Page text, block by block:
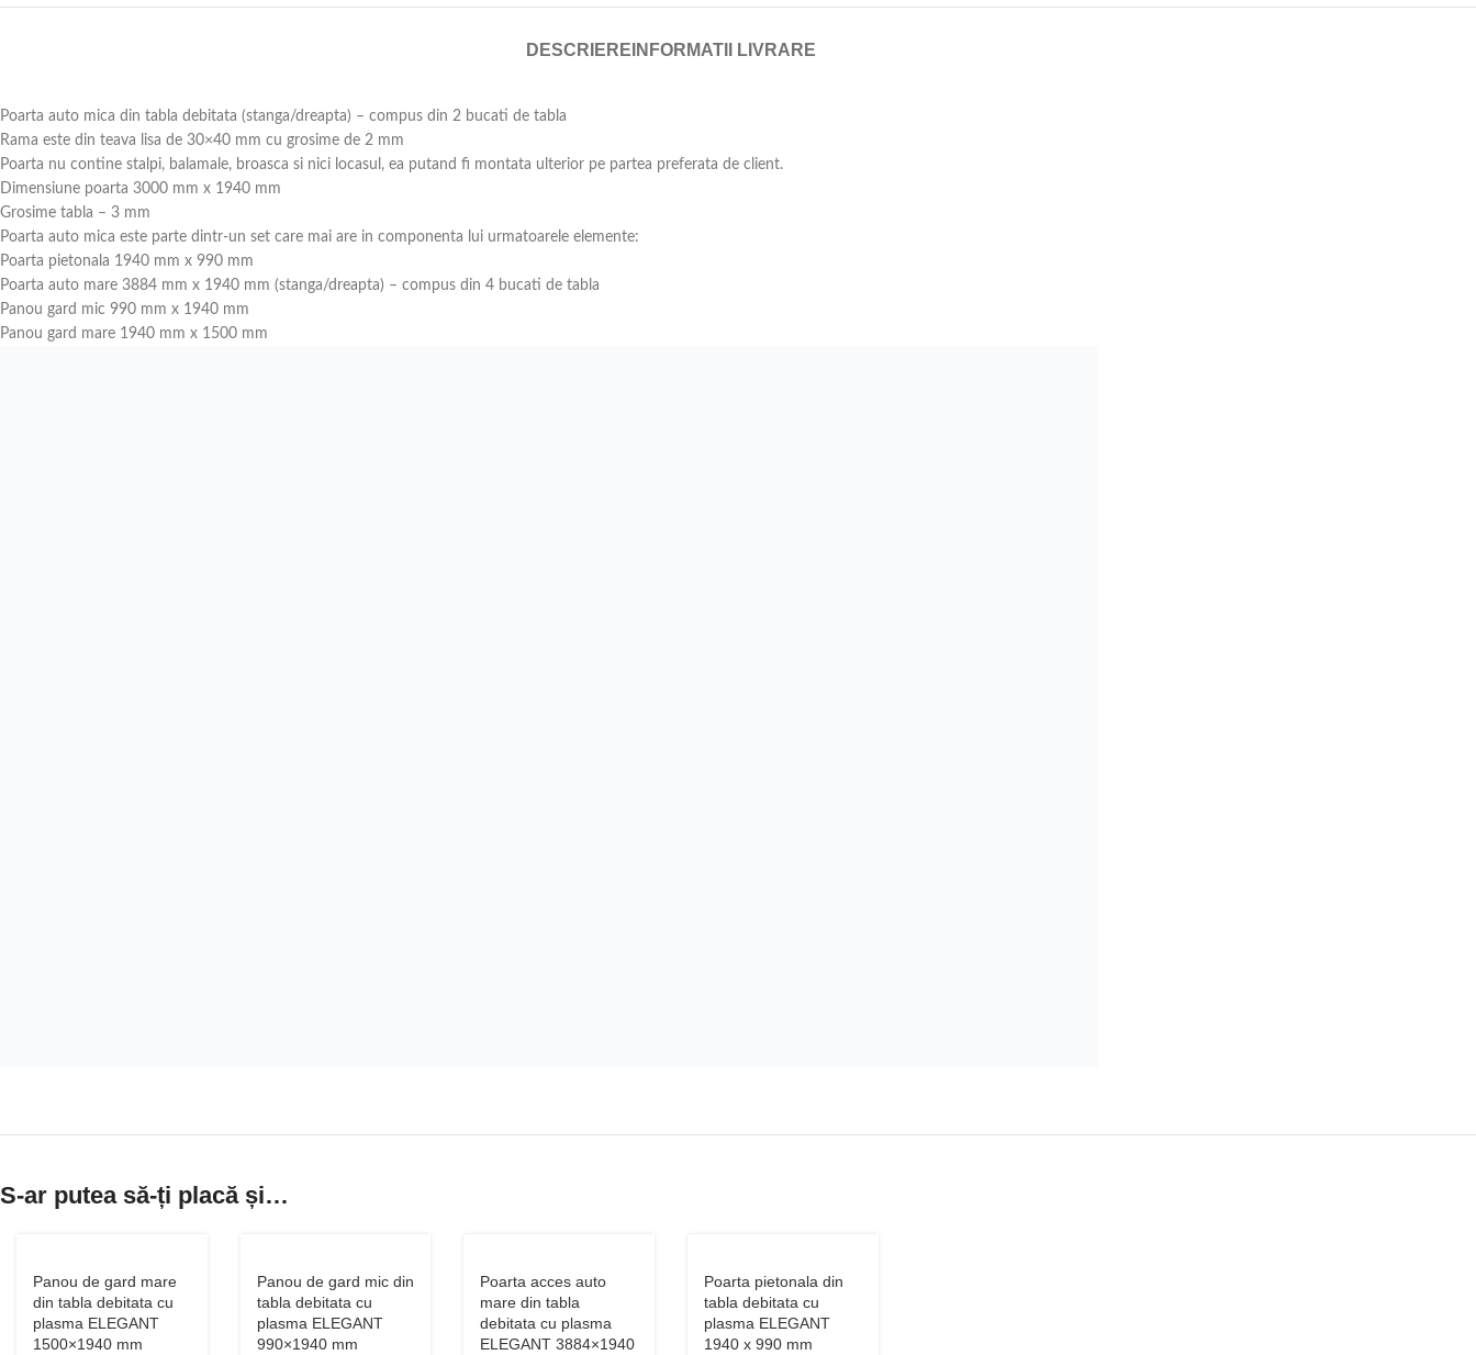
DESCRIERE INFORMATII LIVRARE
Poarta auto mica din tabla debitata (stanga/dreapta) – compus din 2 bucati de tabla
Rama este din teava lisa de 30×40 mm cu grosime de 2 mm
Poarta nu contine stalpi, balamale, broasca si nici locasul, ea putand fi montata ulterior pe partea preferata de client.
Dimensiune poarta 3000 mm x 1940 mm
Grosime tabla – 3 mm
Poarta auto mica este parte dintr-un set care mai are in componenta lui urmatoarele elemente:
Poarta pietonala 1940 mm x 990 mm
Poarta auto mare 3884 mm x 1940 mm (stanga/dreapta) – compus din 4 bucati de tabla
Panou gard mic 990 mm x 1940 mm
Panou gard mare 1940 mm x 1500 mm
S-ar putea să-ți placă și…
Panou de gard mare
din tabla debitata cu
plasma ELEGANT
1500×1940 mm
Panou de gard mic din
tabla debitata cu
plasma ELEGANT
990×1940 mm
Poarta acces auto
mare din tabla
debitata cu plasma
ELEGANT 3884×1940
Poarta pietonala din
tabla debitata cu
plasma ELEGANT
1940 x 990 mm